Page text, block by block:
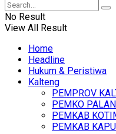
No Result
View All Result
Home
Headline
Hukum & Peristiwa
Kalteng
PEMPROV
PEMKO
PEMKAB
PEMKAB